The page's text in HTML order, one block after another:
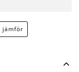
jämför